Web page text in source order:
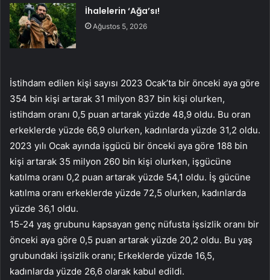
İhalelerin ‘Ağa’sı!
Ağustos 5, 2026
İstihdam edilen kişi sayısı 2023 Ocak’ta bir önceki aya göre
354 bin kişi artarak 31 milyon 837 bin kişi olurken,
istihdam oranı 0,5 puan artarak yüzde 48,9 oldu. Bu oran
erkeklerde yüzde 66,9 olurken, kadınlarda yüzde 31,2 oldu.
2023 yılı Ocak ayında işgücü bir önceki aya göre 188 bin
kişi artarak 35 milyon 260 bin kişi olurken, işgücüne
katılma oranı 0,2 puan artarak yüzde 54,1 oldu. İş gücüne
katılma oranı erkeklerde yüzde 72,5 olurken, kadınlarda
yüzde 36,1 oldu.
15-24 yaş grubunu kapsayan genç nüfusta işsizlik oranı bir
önceki aya göre 0,5 puan artarak yüzde 20,2 oldu. Bu yaş
grubundaki işsizlik oranı; Erkeklerde yüzde 16,5,
kadınlarda yüzde 26,6 olarak kabul edildi.